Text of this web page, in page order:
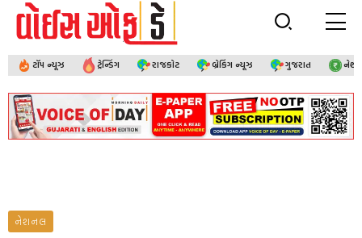
ટૉપ ન્યૂઝ ટ્રેન્ડિંગ રાજકોટ બ્રેકિંગ ન્યૂઝ ગુજરાત
નેશનલ